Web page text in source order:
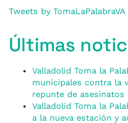
Tweets by TomaLaPalabraVA
Últimas
Valladolid Toma la
municipales contra la
repunte de asesinatos
Valladolid Toma la
a la nueva estación y